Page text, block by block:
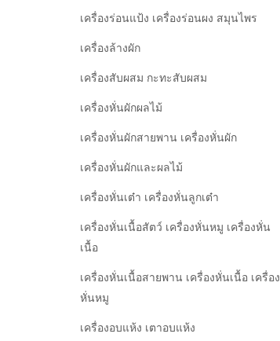
เครื่องร่อนแป้ง เครื่องร่อนผง สมุนไพร
เครื่องล้างผัก
เครื่องสับผสม กะทะสับผสม
เครื่องหั่นผักผลไม้
เครื่องหั่นผักสายพาน เครื่องหั่นผัก
เครื่องหั่นผักและผลไม้
เครื่องหั่นเต๋า เครื่องหั่นลูกเต๋า
เครื่องหั่นเนื้อสัตว์ เครื่องหั่นหมู เครื่องหั่น
เนื้อ
เครื่องหั่นเนื้อสายพาน เครื่องหั่นเนื้อ เครื่อง
หั่นหมู
เครื่องอบแห้ง เตาอบแห้ง